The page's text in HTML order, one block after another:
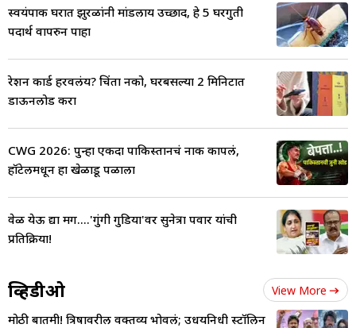
स्वयंपाक घरात झुरळांनी मांडलाय उच्छाद, हे 5 घरगुती
पदार्थ वापरुन पाहा
रेशन कार्ड हरवलंय? चिंता नको, घरबसल्या 2 मिनिटात
डाऊनलोड करा
CWG 2026: पुन्हा एकदा पाकिस्तानचं नाक कापलं,
हॉटेलमधून हा खेळाडू पळाला
वेळ येऊ द्या मग....'गुंगी गुडिया'वर सुनेत्रा पवार यांची
प्रतिक्रिया!
व्हिडीओ View More
मोठी बातमी! त्रिषावरील वक्तव्य भोवलं; उधयनिधी स्टॉलिन